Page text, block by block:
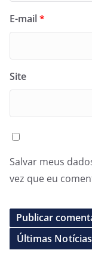
E-mail*
Site
Salvar meus
vez que eu
Últimas Notícias